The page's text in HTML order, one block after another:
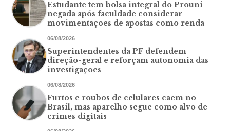
Estudante tem bolsa integral do Prouni
negada após faculdade considerar
movimentações de apostas como renda
06/08/2026
Superintendentes da PF defendem
direção-geral e reforçam autonomia das
investigações
06/08/2026
Furtos e roubos de celulares caem no
Brasil, mas aparelho segue como alvo de
crimes digitais